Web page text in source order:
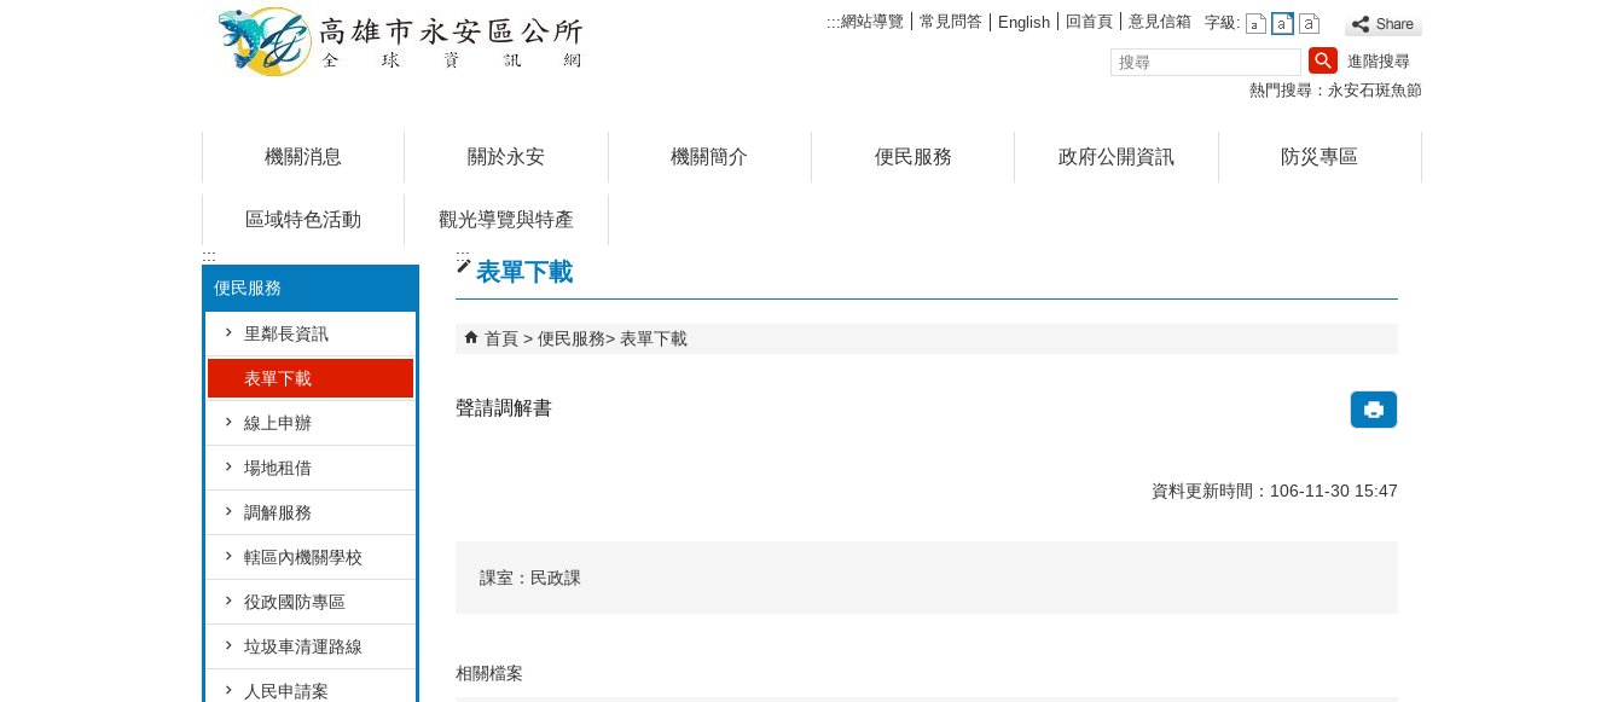
:::網站導覽 常見問答 English 回首頁 意見信箱
字級:
搜
尋
進階搜尋
熱門搜尋： 永安石斑魚節
機關消息 關於永安 機關簡介 便民服務 政府公開資訊 防災專區
區域特色活動 觀光導覽與特產
:::
便民服務
里鄰長資訊
表單下載
線上申辦
場地租借
調解服務
轄區內機關學校
役政國防專區
垃圾車清運路線
人民申請案
:::
表單下載
首頁 便民服務 表單下載
聲請調解書
資料更新時間：106-11-30 15:47
課室：民政課
相關檔案